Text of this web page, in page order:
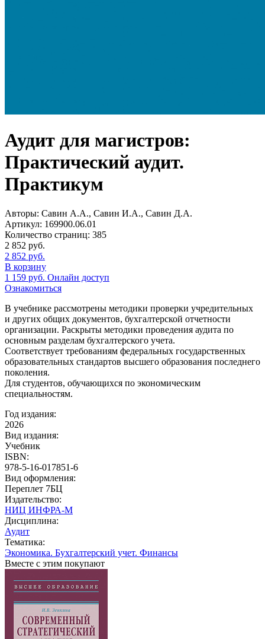
Аудит для магистров:
Практический аудит.
Практикум
Авторы: Савин А.А., Савин И.А., Савин Д.А.
Артикул: 169900.06.01
Количество страниц: 385
2 852 руб.
2 852 руб.
В корзину
1 159 руб. Онлайн доступ
Ознакомиться
В учебнике рассмотрены методики проверки учредительных
и других общих документов, бухгалтерской отчетности
организации. Раскрыты методики проведения аудита по
основным разделам бухгалтерского учета.
Соответствует требованиям федеральных государственных
образовательных стандартов высшего образования последнего
поколения.
Для студентов, обучающихся по экономическим
специальностям.
Год издания:
2026
Вид издания:
Учебник
ISBN:
978-5-16-017851-6
Вид оформления:
Переплет 7БЦ
Издательство:
НИЦ ИНФРА-М
Дисциплина:
Аудит
Тематика:
Экономика. Бухгалтерский учет. Финансы
Вместе с этим покупают